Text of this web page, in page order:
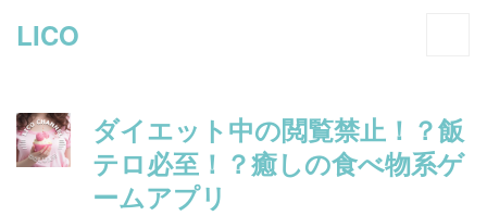
LICO
ダイエット中の閲覧禁止！？飯
テロ必至！？癒しの食べ物系ゲ
ームアプリ